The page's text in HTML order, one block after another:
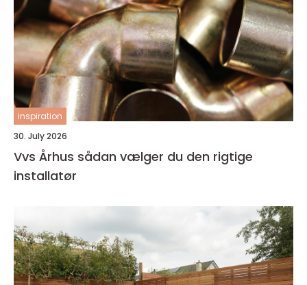
inspiration
30. July 2026
Vvs Århus sådan vælger du den rigtige
installatør